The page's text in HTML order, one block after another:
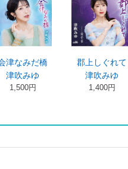
橋
郡上しぐれて
お